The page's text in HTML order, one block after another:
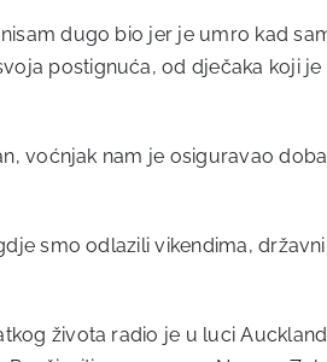
dugo bio jer je umro kad
postignuća, od dječaka koji
voćnjak nam je osiguravao
smo odlazili vikendima,
života radio je u luci